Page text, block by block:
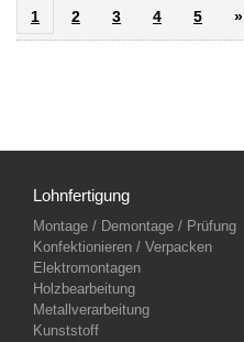
1 2 3 4 5 »
Lohnfertigung
Montage / Demontage / Prüfung
Konfektionieren / Verpacken
Elektromontagen
Holzbearbeitung
Metallverarbeitung
Kunststoff